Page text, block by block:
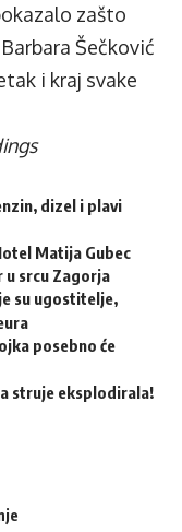
zašto
Šečković
i kraj svake
dizel i plavi
Matija Gubec
u srcu Zagorja
su ugostitelje,
posebno će
struje eksplodirala!